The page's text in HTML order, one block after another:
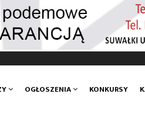
OGŁOSZENIA KONKURSY